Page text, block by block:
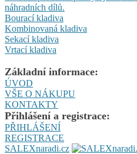
náhradních dílů.
Bourací kladiva
Kombinovaná kladiva
Sekací kladiva
Vrtací kladiva
Základní informace:
ÚVOD
VŠE O NÁKUPU
KONTAKTY
Přihlášení a registrace:
PŘIHLÁŠENÍ
REGISTRACE
SALEXnaradi.cz